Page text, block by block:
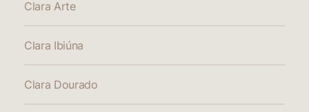
Clara Arte
Clara Ibiúna
Clara Dourado